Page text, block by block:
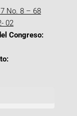
No. 8 – 68
02
Congreso: